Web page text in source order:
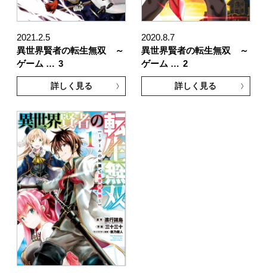
2021.2.5
異世界賢者の転生無双 ～
ゲーム … 3
詳しく見る
2020.8.7
異世界賢者の転生無双 ～
ゲーム … 2
詳しく見る